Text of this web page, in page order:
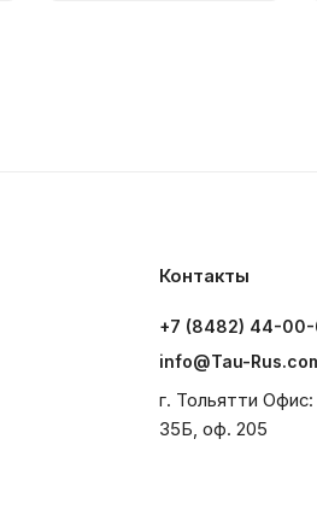
Контакты
+7 (8482) 44-
info@Tau-
г. Тольятти
35Б, оф. 205